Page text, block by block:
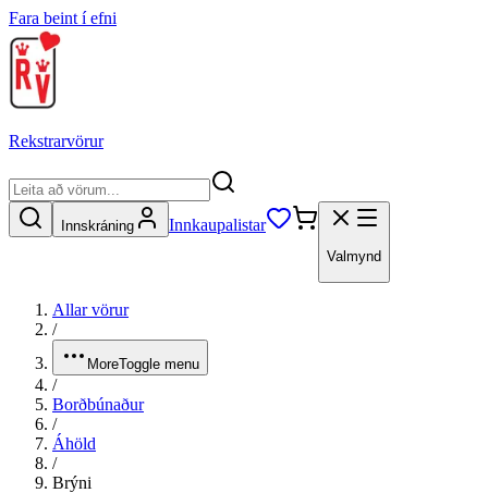
Fara beint í efni
Rekstrarvörur
Innskráning Innkaupalistar
Valmynd
Allar vörur
/
MoreToggle menu
/
Borðbúnaður
/
Áhöld
/
Brýni